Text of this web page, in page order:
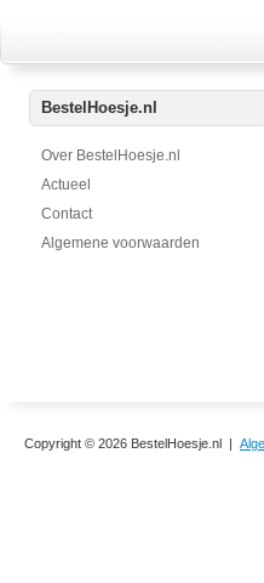
BestelHoesje.nl
Over BestelHoesje.nl
Actueel
Contact
Algemene voorwaarden
Copyright © 2026 BestelHoesje.nl |